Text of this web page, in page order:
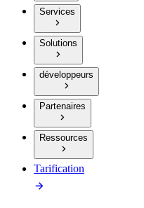
Services
Solutions
développeurs
Partenaires
Ressources
Tarification